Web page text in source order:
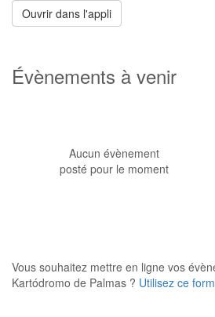
Ouvrir dans l'appli
Évènements à venir
Aucun évènement
posté pour le moment
Vous souhaitez mettre en ligne vos
Kartódromo de Palmas ? Utilisez ce